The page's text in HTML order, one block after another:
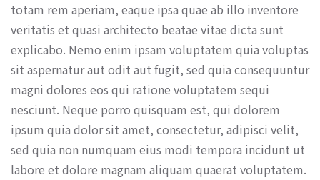
totam rem aperiam, eaque ipsa quae ab illo inventore
veritatis et quasi architecto beatae vitae dicta sunt
explicabo. Nemo enim ipsam voluptatem quia voluptas
sit aspernatur aut odit aut fugit, sed quia consequuntur
magni dolores eos qui ratione voluptatem sequi
nesciunt. Neque porro quisquam est, qui dolorem
ipsum quia dolor sit amet, consectetur, adipisci velit,
sed quia non numquam eius modi tempora incidunt ut
labore et dolore magnam aliquam quaerat voluptatem.